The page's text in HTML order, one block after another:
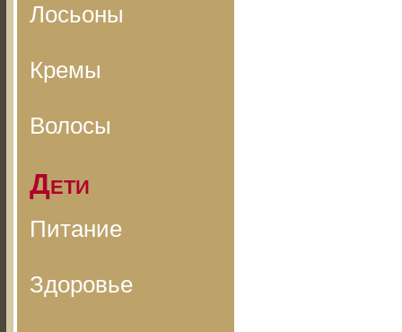
Лосьоны
Кремы
Волосы
Дети
Питание
Здоровье